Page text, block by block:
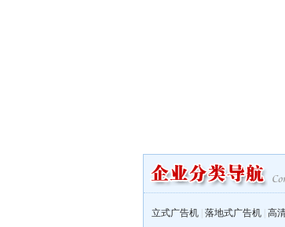
立式广告机 落地式广告机 高